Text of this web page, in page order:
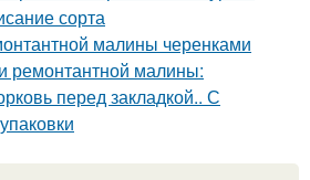
сорта
малины черенками
ремонтантной малины:
перед закладкой.. С